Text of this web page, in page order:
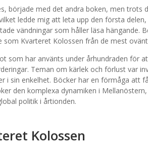
började med det andra boken, men trots
ledde mig att leta upp den första
vändningar som håller läsa hängande.
Kvarteret Kolossen från de mest
som har använts under århundraden för
Teman om kärlek och förlust var
i sin enkelhet. Böcker har en förmåga att
den komplexa dynamiken i
politik i årtionden.
Kolossen